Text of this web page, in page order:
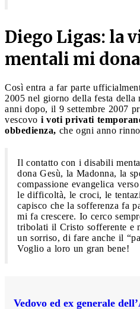
Diego Ligas: la
mentali mi
Così entra a far parte
2005 nel giorno della festa della
anni dopo, il 9 settembre 2007
vescovo i voti privati
obbedienza, che ogni anno
Il contatto con i disabili
dona Gesù, la Madonna, la
compassione evangelica
le difficoltà, le croci, le
capisco che la sofferenza fa
mi fa crescere. Io cerco
tribolati il Cristo sofferente e
un sorriso, di fare anche il
Voglio a loro un gran bene!
Vedovo ed ex generale